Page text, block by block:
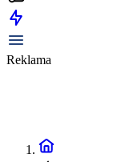
Reklama